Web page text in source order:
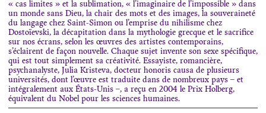
« cas limites » et la sublimation, « l’imaginaire de l’impossible » dans
un monde sans Dieu, la chair des mots et des images, la souveraineté
du langage chez Saint-Simon ou l’emprise du nihilisme chez
Dostoïevski, la décapitation dans la mythologie grecque et le sacrifice
sur nos écrans, selon les œuvres des artistes contemporains,
s’éclairent de façon nouvelle. Chaque sujet invente son sexe spécifique,
qui est tout simplement sa créativité. Essayiste, romancière,
psychanalyste, Julia Kristeva, docteur honoris causa de plusieurs
universités, dont l’œuvre est traduite dans de nombreux pays – et
intégralement aux États-Unis –, a reçu en 2004 le Prix Holberg,
équivalent du Nobel pour les sciences humaines.